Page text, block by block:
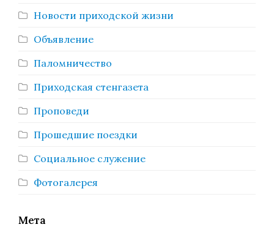
Новости приходской жизни
Объявление
Паломничество
Приходская стенгазета
Проповеди
Прошедшие поездки
Социальное служение
Фотогалерея
Мета